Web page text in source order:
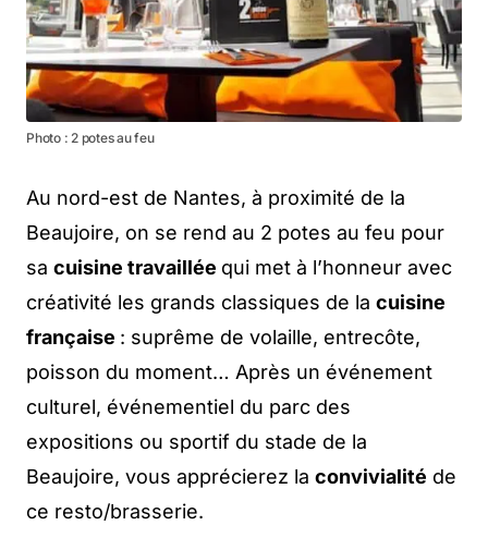
Photo : 2 potes au feu
Au nord-est de Nantes, à proximité de la
Beaujoire, on se rend au 2 potes au feu pour
sa cuisine travaillée qui met à l’honneur avec
créativité les grands classiques de la cuisine
française : suprême de volaille, entrecôte,
poisson du moment… Après un événement
culturel, événementiel du parc des
expositions ou sportif du stade de la
Beaujoire, vous apprécierez la convivialité de
ce resto/brasserie.